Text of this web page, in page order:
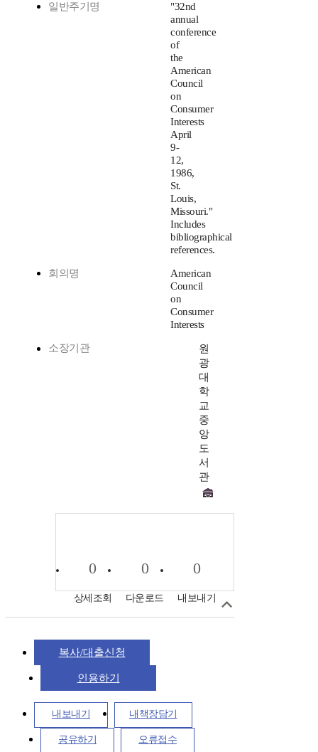
일반주기명
"32nd
annual
conference
of
the
American
Council
on
Consumer
Interests
April
9-
12,
1986,
St.
Louis,
Missouri."
Includes
bibliographical
references.
회의명
American
Council
on
Consumer
Interests
소장기관
원
광
대
학
교
중
앙
도
서
관
0
상세조회
0
다운로드
0
내보내기
복사/대출신청
인용하기
내보내기 내책장담기
공유하기 오류접수